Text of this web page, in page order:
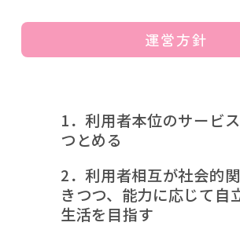
運営方針
1．利用者本位のサービ
つとめる
2．利用者相互が社会的
きつつ、能力に応じて自
生活を目指す